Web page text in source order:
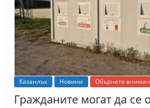
Казанлък Новини Обърнете
Гражданите могат да се